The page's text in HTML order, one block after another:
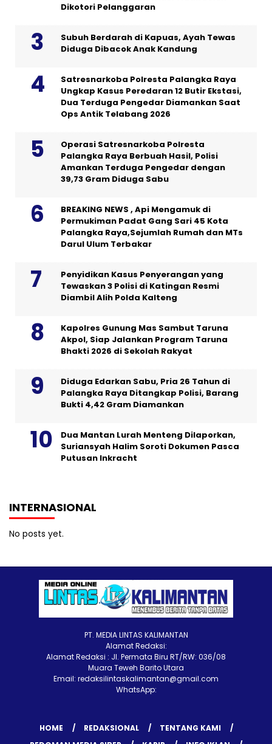
Dikotori Pelanggaran
Subuh Berdarah di Kapuas, Ayah Tewas
Diduga Dibacok Anak Kandung
Satresnarkoba Polresta Palangka Raya
Ungkap Kasus Peredaran 12 Butir Ekstasi,
Dua Terduga Pengedar Diamankan Saat
Ops Antik Telabang 2026
Operasi Satresnarkoba Polresta
Palangka Raya Berbuah Hasil, Polisi
Amankan Terduga Pengedar dengan
39,73 Gram Diduga Sabu
BREAKING NEWS , Api Mengamuk di
Permukiman Padat Gang Sari 45 Kota
Palangka Raya,Sejumlah Rumah dan MTs
Darul Ulum Terbakar
Penyidikan Kasus Penyerangan yang
Tewaskan 3 Polisi di Katingan Resmi
Diambil Alih Polda Kalteng
Kapolres Gunung Mas Sambut Taruna
Akpol, Siap Jalankan Program Taruna
Bhakti 2026 di Sekolah Rakyat
Diduga Edarkan Sabu, Pria 26 Tahun di
Palangka Raya Ditangkap Polisi, Barang
Bukti 4,42 Gram Diamankan
Dua Mantan Lurah Menteng Dilaporkan,
Suriansyah Halim Soroti Dokumen Pasca
Putusan Inkracht
INTERNASIONAL
No posts yet.
PT. MEDIA LINTAS KALIMANTAN
Alamat Redaksi:
Alamat Redaksi : Jl. Permata Biru RT/RW: 036/08
Muara Teweh Barito Utara
Email: redaksilintaskalimantan@gmail.com
WhatsApp:
HOME REDAKSIONAL
TENTANG KAMI